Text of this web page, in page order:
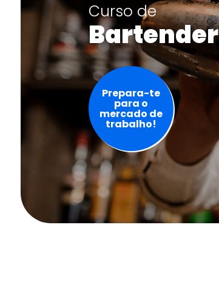
Curso de
Bartender
Prepara-te
para o
mercado de
trabalho!